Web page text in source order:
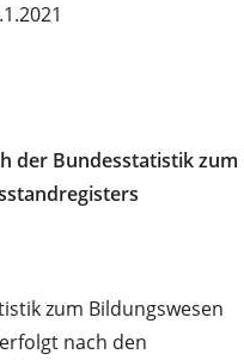
der Bundesstatistik zum
zum Bildungswesen
nach den